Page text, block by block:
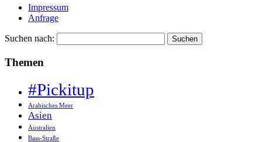
Impressum
Anfrage
Suchen nach:
Themen
#Pickitup
Arabisches Meer
Asien
Australien
Bass-Straße